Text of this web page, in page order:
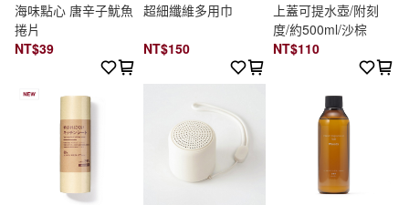
海味點心 唐辛子魷魚
捲片
NT$39
超細纖維多用巾
NT$150
上蓋可提水壺/附刻
度/約500ml/沙棕
NT$110